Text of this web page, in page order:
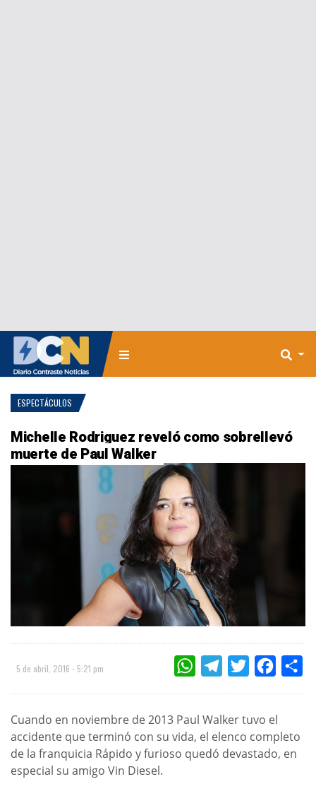
ESPECTÁCULOS
Michelle Rodriguez reveló como sobrellevó
muerte de Paul Walker
5 de abril, 2016 - 5:21 pm WHATSAPPTELEGRAMTWITTER
Cuando en noviembre de 2013 Paul Walker tuvo el
accidente que terminó con su vida, el elenco completo
de la franquicia Rápido y furioso quedó devastado, en
especial su amigo Vin Diesel.